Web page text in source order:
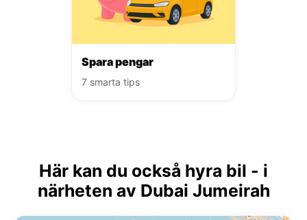
Spara pengar
7 smarta tips
Här kan du också hyra bil - i
närheten av Dubai Jumeirah